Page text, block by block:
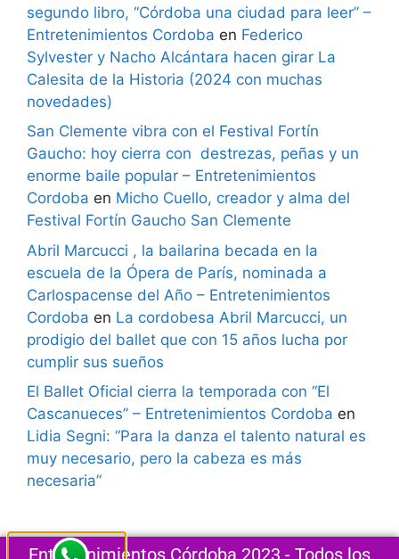
segundo libro, “Córdoba una ciudad para leer” –
Entretenimientos Cordoba en Federico
Sylvester y Nacho Alcántara hacen girar La
Calesita de la Historia (2024 con muchas
novedades)
San Clemente vibra con el Festival Fortín
Gaucho: hoy cierra con destrezas, peñas y un
enorme baile popular – Entretenimientos
Cordoba en Micho Cuello, creador y alma del
Festival Fortín Gaucho San Clemente
Abril Marcucci , la bailarina becada en la
escuela de la Ópera de París, nominada a
Carlospacense del Año – Entretenimientos
Cordoba en La cordobesa Abril Marcucci, un
prodigio del ballet que con 15 años lucha por
cumplir sus sueños
El Ballet Oficial cierra la temporada con “El
Cascanueces” – Entretenimientos Cordoba en
Lidia Segni: “Para la danza el talento natural es
muy necesario, pero la cabeza es más
necesaria”
Entretenimientos Córdoba 2023 - Todos los